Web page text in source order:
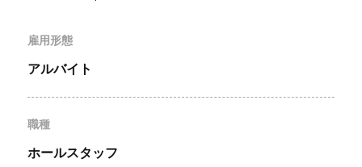
雇用形態
アルバイト
職種
ホールスタッフ